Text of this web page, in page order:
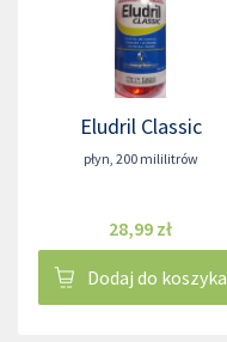
Eludril Classic
płyn, 200 mililitrów
28,99 zł
Dodaj do koszyka